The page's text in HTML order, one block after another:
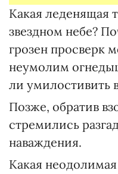
Какая леденящая
звездном небе?
грозен просверк
неумолим
ли умилостивить
Позже, обратив
стремились
наваждения.
Какая